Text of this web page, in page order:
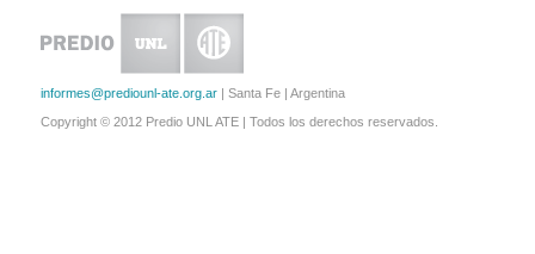
informes@prediounl-ate.org.ar | Santa Fe | Argentina
Copyright © 2012 Predio UNL ATE | Todos los derechos reservados.